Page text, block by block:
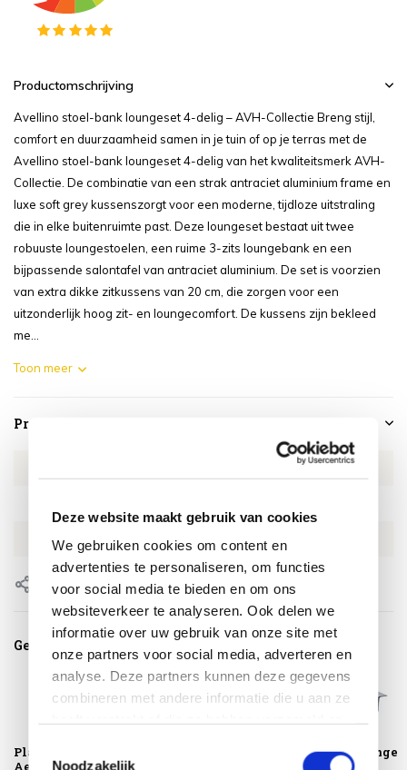
Deze website maakt gebruik van cookies
We gebruiken cookies om content en
advertenties te personaliseren, om functies
voor social media te bieden en om ons
websiteverkeer te analyseren. Ook delen we
informatie over uw gebruik van onze site met
onze partners voor social media, adverteren en
analyse. Deze partners kunnen deze gegevens
combineren met andere informatie die u aan ze
Noodzakelijk
Productomschrijving
Avellino stoel-bank loungeset 4-delig – AVH-Collectie Breng stijl,
comfort en duurzaamheid samen in je tuin of op je terras met de
Avellino stoel-bank loungeset 4-delig van het kwaliteitsmerk AVH-
Collectie. De combinatie van een strak antraciet aluminium frame en
luxe soft grey kussenszorgt voor een moderne, tijdloze uitstraling
die in elke buitenruimte past. Deze loungeset bestaat uit twee
robuuste loungestoelen, een ruime 3-zits loungebank en een
bijpassende salontafel van antraciet aluminium. De set is voorzien
van extra dikke zitkussens van 20 cm, die zorgen voor een
uitzonderlijk hoog zit- en loungecomfort. De kussens zijn bekleed
me...
Toon meer
Productspecificaties
EAN 8720848342767
Delen
Gerelateerde producten
Platinum
AeroCover
Avellino lounge
tuintafel